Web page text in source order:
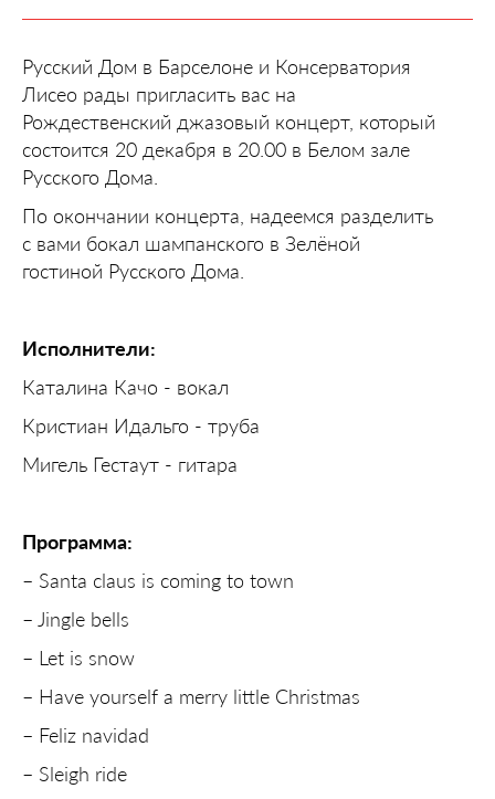
Русский Дом в Барселоне и Консерватория
Лисео рады пригласить вас на
Рождественский джазовый концерт, который
состоится 20 декабря в 20.00 в Белом зале
Русского Дома.
По окончании концерта, надеемся разделить
с вами бокал шампанского в Зелёной
гостиной Русского Дома.
Исполнители:
Каталина Качо - вокал
Кристиан Идальго - труба
Мигель Гестаут - гитара
Программа:
– Santa claus is coming to town
– Jingle bells
– Let is snow
– Have yourself a merry little Christmas
– Feliz navidad
– Sleigh ride